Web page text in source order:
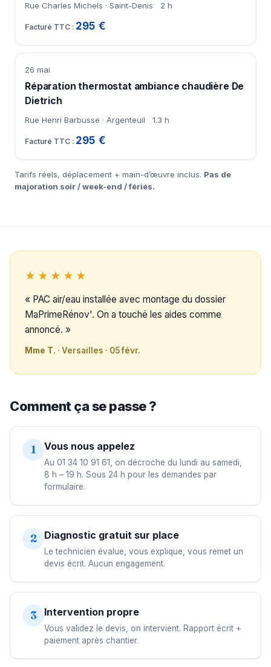
Rue Charles Michels · Saint-Denis 2 h
295 €
26 mai
Réparation thermostat ambiance chaudière De
Dietrich
Rue Henri Barbusse · Argenteuil 1.3 h
295 €
Tarifs réels, déplacement + main-d’œuvre inclus. Pas de
majoration soir / week-end / fériés.
★★★★★
« PAC air/eau installée avec montage du dossier
MaPrimeRénov'. On a touché les aides comme
annoncé. »
Mme T. · Versailles · 05 févr.
Comment ça se passe ?
1 Vous nous appelez
Au 01 34 10 91 61, on décroche du lundi au samedi,
8 h – 19 h. Sous 24 h pour les demandes par
formulaire.
2 Diagnostic gratuit sur place
Le technicien évalue, vous explique, vous remet un
devis écrit. Aucun engagement.
3 Intervention propre
Vous validez le devis, on intervient. Rapport écrit +
paiement après chantier.